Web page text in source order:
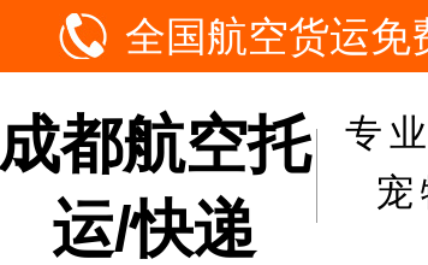
全国航空货运免
成都航空托
运/快递
专